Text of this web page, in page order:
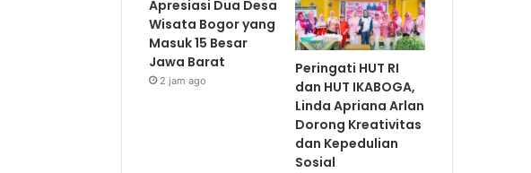
Apresiasi Dua Desa
Wisata Bogor yang
Masuk 15 Besar
Jawa Barat
2 jam ago
Peringati HUT RI
dan HUT IKABOGA,
Linda Apriana Arlan
Dorong Kreativitas
dan Kepedulian
Sosial